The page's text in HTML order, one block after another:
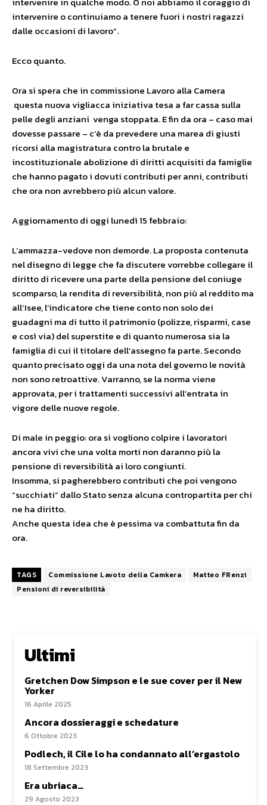
intervenire o continuiamo a tenere fuori i nostri ragazzi
dalle occasioni di lavoro”.
Ecco quanto.
Ora si spera che in commissione Lavoro alla Camera
questa nuova vigliacca iniziativa tesa a far cassa sulla
pelle degli anziani venga stoppata. E fin da ora – caso mai
dovesse passare – c’è da prevedere una marea di giusti
ricorsi alla magistratura contro la brutale e
incostituzionale abolizione di diritti acquisiti da famiglie
che hanno pagato i dovuti contributi per anni, contributi
che ora non avrebbero più alcun valore.
Aggiornamento di oggi lunedì 15 febbraio:
L’ammazza-vedove non demorde. La proposta contenuta
nel disegno di legge che fa discutere vorrebbe collegare il
diritto di ricevere una parte della pensione del coniuge
scomparso, la rendita di reversibilità, non più al reddito ma
all’Isee, l’indicatore che tiene conto non solo dei
guadagni ma di tutto il patrimonio (polizze, risparmi, case
e così via) del superstite e di quanto numerosa sia la
famiglia di cui il titolare dell’assegno fa parte. Secondo
quanto precisato oggi da una nota del governo le novità
non sono retroattive. Varranno, se la norma viene
approvata, per i trattamenti successivi all’entrata in
vigore delle nuove regole.
Di male in peggio: ora si vogliono colpire i lavoratori
ancora vivi che una volta morti non daranno più la
pensione di reversibilità ai loro congiunti.
Insomma, si pagherebbero contributi che poi vengono
“succhiati” dallo Stato senza alcuna contropartita per chi
ne ha diritto.
Anche questa idea che è pessima va combattuta fin da
ora.
TAGS Commissione Lavoto della Camkera
Matteo FRenzi
Pensioni di reversibilità
Ultimi
Gretchen Dow Simpson e le sue cover per il New
Yorker
16 Aprile 2025
Ancora dossieraggi e schedature
6 Ottobre 2023
Podlech, il Cile lo ha condannato all’ergastolo
18 Settembre 2023
Era ubriaca…
29 Agosto 2023